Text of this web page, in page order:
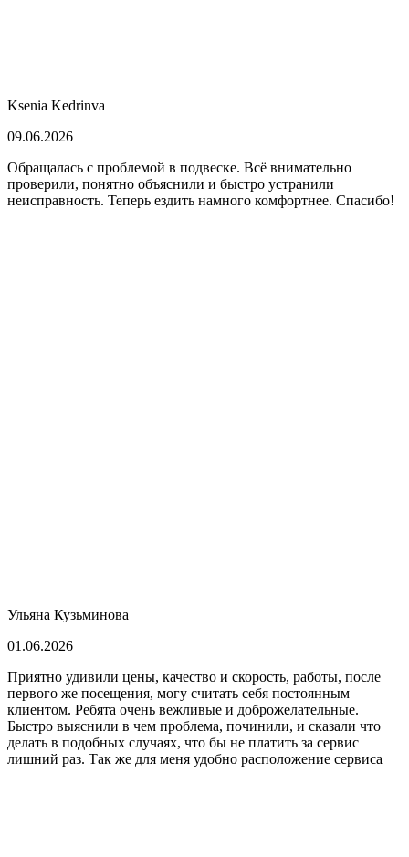
Ksenia Kedrinva
09.06.2026
Обращалась с проблемой в подвеске. Всё внимательно
проверили, понятно объяснили и быстро устранили
неисправность. Теперь ездить намного комфортнее. Спасибо!
Ульяна Кузьминова
01.06.2026
Приятно удивили цены, качество и скорость, работы, после
первого же посещения, могу считать себя постоянным
клиентом. Ребята очень вежливые и доброжелательные.
Быстро выяснили в чем проблема, починили, и сказали что
делать в подобных случаях, что бы не платить за сервис
лишний раз. Так же для меня удобно расположение сервиса